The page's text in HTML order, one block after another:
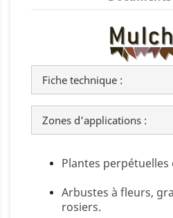
Fiche technique :
Zones d'applications :
Plantes perpétuelles
Arbustes à fleurs,
rosiers.